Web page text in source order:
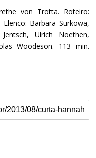
von Trotta. Roteiro:
Barbara Surkowa,
Ulrich Noethen,
Woodeson. 113 min.